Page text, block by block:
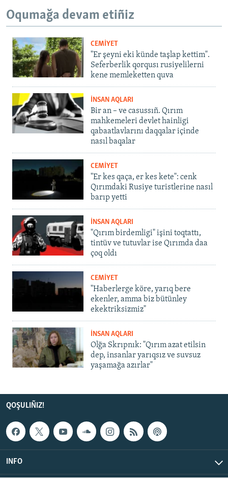
Oqumağa devam etiñiz
CEMİYET
"Er şeyni eki künde taşlap kettim".
Seferberlik qorqusı rusiyelilerni
kene memleketten quva
İNSAN AQLARI
Bir an – ve casussıñ. Qırım
mahkemeleri devlet hainligi
qabaatlavlarını daqqalar içinde
nasıl baqalar
CEMİYET
"Er kes qaça, er kes kete": cenk
Qırımdaki Rusiye turistlerine nasıl
barıp yetti
İNSAN AQLARI
"Qırım birdemligi" işini toqtattı,
tintüv ve tutuvlar ise Qırımda daa
çoq oldı
CEMİYET
"Haberlerge köre, yarıq bere
ekenler, amma biz bütünley
ekektriksizmiz"
İNSAN AQLARI
Olğa Skrıpnık: "Qırım azat etilsin
dep, insanlar yarıqsız ve suvsuz
yaşamağa azırlar"
QOŞULIÑIZ!
INFO